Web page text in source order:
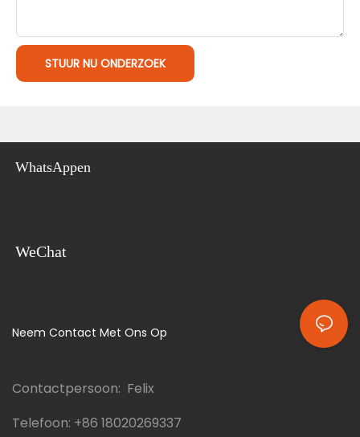
STUUR NU ONDERZOEK
WhatsAppen
WeChat
Neem Contact Met Ons Op
Contactpersoon: Felix
Telefoon: +86 18020269337